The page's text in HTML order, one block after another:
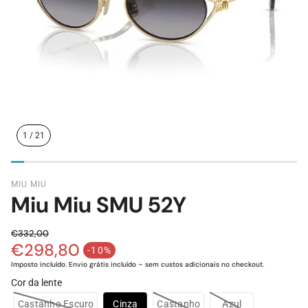
1 / 21
MIU MIU
Miu Miu SMU 52Y
€298,80 -10%
Preço de saldo
Preço normal
€332,00
Imposto incluído. Envio grátis incluído – sem custos adicionais no checkout.
Cor da lente
Castanho Escuro
Cinza Castanho Azul